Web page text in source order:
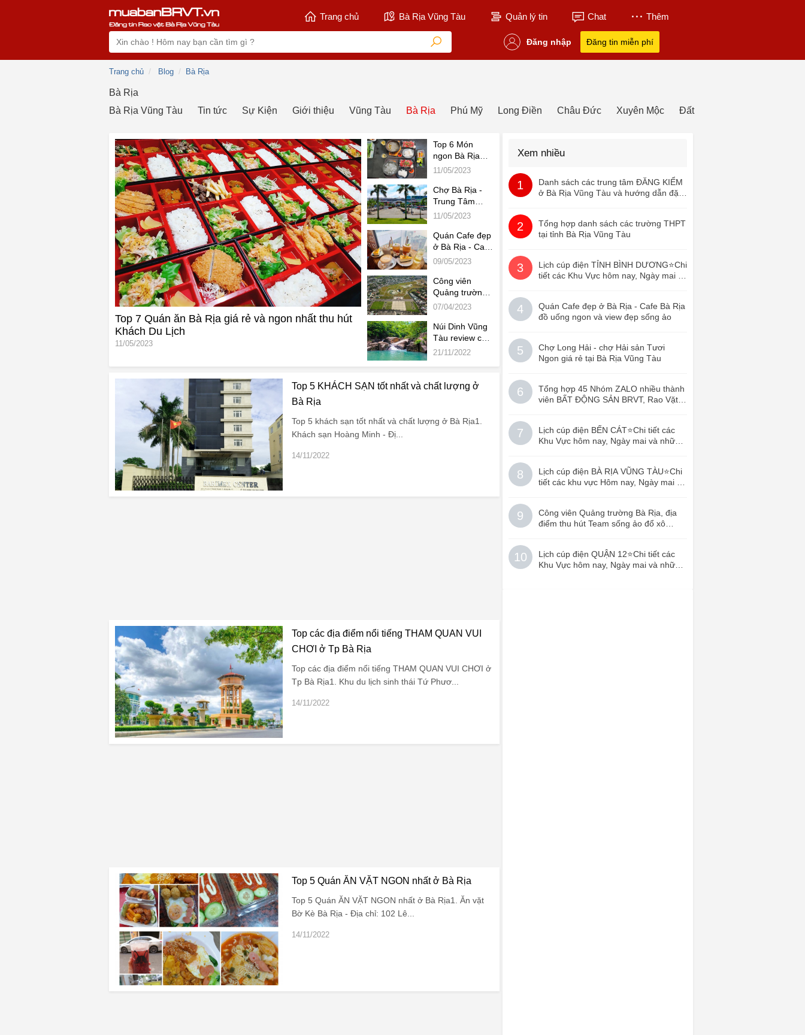
Trang chủ Bà Rịa Vũng Tàu Quản lý tin Chat Thêm
Đăng nhập Đăng tin miễn phí
Trang chủ Blog Bà Rịa
Bà Rịa
Bà Rịa Vũng Tàu
Tin tức Sự Kiện Giới thiệu Vũng Tàu Bà Rịa Phú Mỹ Long Điền Châu Đức Xuyên Mộc Đất Đỏ
Top 7 Quán ăn Bà Rịa giá rẻ và ngon nhất thu hút
Khách Du Lịch
11/05/2023
Top 6 Món
ngon Bà Rịa
bạn Không Thể
Thành phố Bà
Rịa
11/05/2023
Chợ Bà Rịa -
Trung Tâm
Thương Mại,
lớn nhất của
tỉnh Bà Rịa
Vũng Tàu
11/05/2023
Quán Cafe đẹp
ở Bà Rịa - Cafe
Bà Rịa đồ uống
đẹp sống ảo
09/05/2023
Công viên
Quảng trường
Bà Rịa, địa
Team sống ảo
đổ xô Check-in
07/04/2023
Núi Dinh Vũng
Tàu review chi
tiết nhất
21/11/2022
Top 5 KHÁCH SẠN tốt nhất và chất lượng ở
Bà Rịa
Top 5 khách sạn tốt nhất và chất lượng ở Bà Rịa1.
Khách sạn Hoàng Minh - Đị...
14/11/2022
Top các địa điểm nổi tiếng THAM QUAN VUI
CHƠI ở Tp Bà Rịa
Top các địa điểm nổi tiếng THAM QUAN VUI CHƠI ở
Tp Bà Rịa1. Khu du lịch sinh thái Tứ Phươ...
14/11/2022
Top 5 Quán ĂN VẶT NGON nhất ở Bà Rịa
Top 5 Quán ĂN VẶT NGON nhất ở Bà Rịa1. Ăn vặt
Bờ Kè Bà Rịa - Địa chỉ: 102 Lê...
14/11/2022
Xem nhiều
1
Danh sách các trung tâm ĐĂNG KIỂM
ở Bà Rịa Vũng Tàu và hướng dẫn đặt
2
Tổng hợp danh sách các trường THPT
tại tỉnh Bà Rịa Vũng Tàu
3
Lịch cúp điện TỈNH BÌNH DƯƠNG⭐️Chi
tiết các Khu Vực hôm nay, Ngày mai và
4
Quán Cafe đẹp ở Bà Rịa - Cafe Bà Rịa
đồ uống ngon và view đẹp sống ảo
5
Chợ Long Hải - chợ Hải sản Tươi
Ngon giá rẻ tại Bà Rịa Vũng Tàu
6
Tổng hợp 45 Nhóm ZALO nhiều thành
viên BẤT ĐỘNG SẢN BRVT, Rao Vặt
7
Lịch cúp điện BẾN CÁT⭐️Chi tiết các
Khu Vực hôm nay, Ngày mai và những
8
Lịch cúp điện BÀ RỊA VŨNG TÀU⭐️Chi
tiết các khu vực Hôm nay, Ngày mai và
9
Công viên Quảng trường Bà Rịa, địa
điểm thu hút Team sống ảo đổ xô
10
Lịch cúp điện QUẬN 12⭐️Chi tiết các
Khu Vực hôm nay, Ngày mai và những